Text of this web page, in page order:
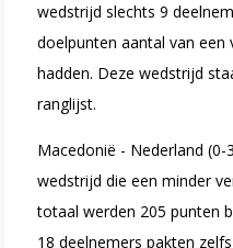
wedstrijd slechts 9
doelpunten aantal van
hadden. Deze wedstrijd
ranglijst.
Macedonië - Nederland
wedstrijd die een minder
totaal werden 205 punten
18 deelnemers pakten